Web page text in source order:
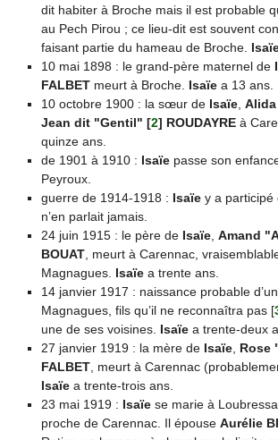
dit habiter à Broche mais il est probable
au Pech Pirou ; ce lieu-dit est souvent
faisant partie du hameau de Broche.
10 mai 1898 : le grand-père maternel de
FALBETmeurt à Broche. Isaïea 13 ans.
10 octobre 1900 : la sœur de Isaïe, Alida
Jean dit "Gentil" [2] ROUDAYREà
quinze ans.
de 1901 à 1910 : Isaïepasse son
Peyroux.
guerre de 1914-1918 : Isaïey a participé
n’en parlait jamais.
24 juin 1915 : le père de Isaïe, Amand
BOUAT, meurt à Carennac,
Magnagues. Isaïea trente ans.
14 janvier 1917 : naissance probable
Magnagues, fils qu’il ne reconnaîtra pas[
une de ses voisines. Isaïea trente-deux
27 janvier 1919 : la mère de Isaïe, Rose
FALBET, meurt à Carennac
Isaïea trente-trois ans.
23 mai 1919 : Isaïese marie à
proche de Carennac. Il épouse Aurélie